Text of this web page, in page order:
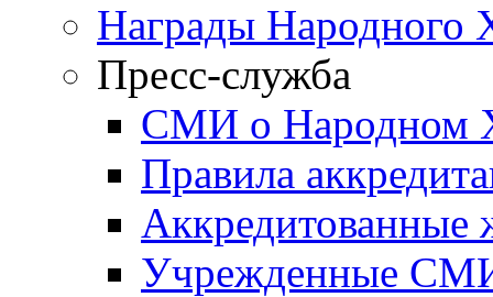
Награды Народного
Пресс-служба
СМИ о Народном
Правила
Учрежденные